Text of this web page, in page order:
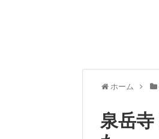
ホーム
泉岳